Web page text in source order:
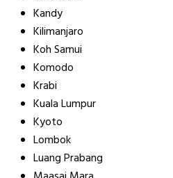
Kandy
Kilimanjaro
Koh Samui
Komodo
Krabi
Kuala Lumpur
Kyoto
Lombok
Luang Prabang